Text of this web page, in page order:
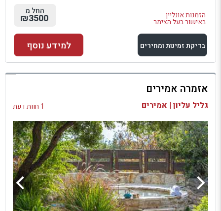
הזמנות אונליין
באישור בעל הצימר
החל מ
₪3500
בדיקת זמינות ומחירים
למתחם זה
בדיקת זמינות ומחירים
למידע נוסף
אזמרה אמירים
גליל עליון | אמירים 1 חוות דעת